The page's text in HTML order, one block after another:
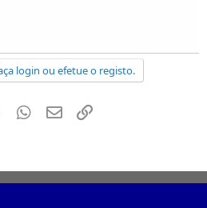
login ou efetue o registo.
PinterestWhatsapp
Email